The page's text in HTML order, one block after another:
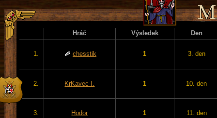
Hráč Výsledek Den
1. chesstik 1 3. den
2. KrKavec I. 1 10. den
3. Hodor 1 11. den